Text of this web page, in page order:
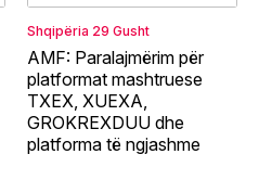
Shqipëria 29 Gusht
AMF: Paralajmërim për
platformat mashtruese
TXEX, XUEXA,
GROKREXDUU dhe
platforma të ngjashme